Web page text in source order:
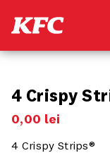
4 Crispy
0,00 lei
4 Crispy Strips®